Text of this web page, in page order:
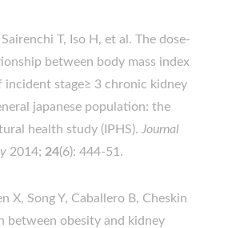
T, Iso H, et al. The dose-
between body mass index
incident stage≥ 3 chronic kidney
japanese population: the
health study (IPHS). Journal
2014; 24(6): 444-51.
X, Song Y, Caballero B, Cheskin
between obesity and kidney